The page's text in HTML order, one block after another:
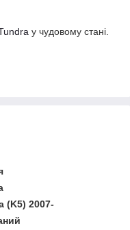
у чудовому стані.
(K5) 2007-